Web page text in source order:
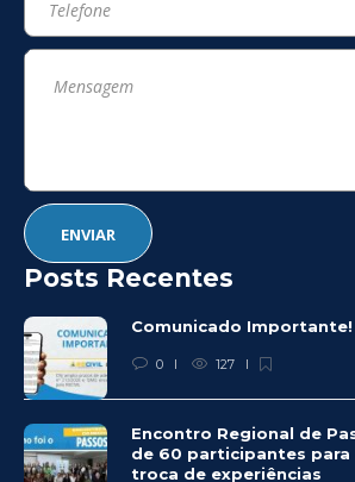
Posts Recentes
Comunicado Importante!
0 127
Encontro Regional de
de 60 participantes para
troca de experiências